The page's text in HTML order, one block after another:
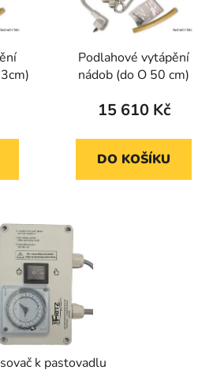
Podlahové vytápění
nádob (do O 50 cm)
15 610 Kč
DO KOŠÍKU
k pastovadlu